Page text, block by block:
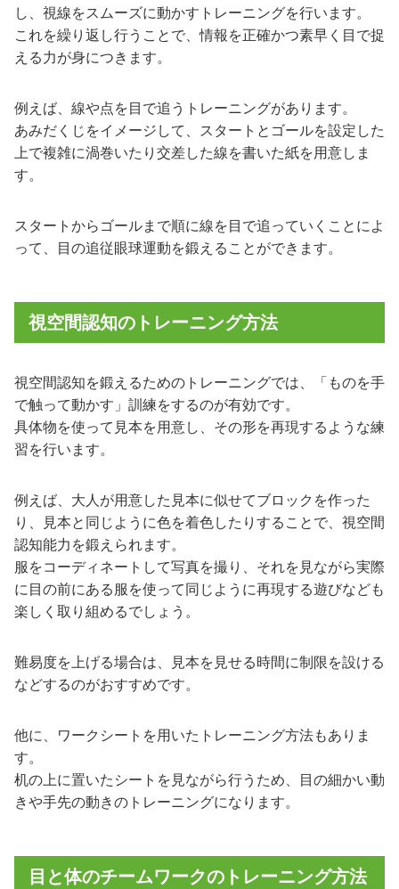
し、視線をスムーズに動かすトレーニングを行います。
これを繰り返し行うことで、情報を正確かつ素早く目で捉
える力が身につきます。
例えば、線や点を目で追うトレーニングがあります。
あみだくじをイメージして、スタートとゴールを設定した
上で複雑に渦巻いたり交差した線を書いた紙を用意しま
す。
スタートからゴールまで順に線を目で追っていくことによ
って、目の追従眼球運動を鍛えることができます。
視空間認知のトレーニング方法
視空間認知を鍛えるためのトレーニングでは、「ものを手
で触って動かす」訓練をするのが有効です。
具体物を使って見本を用意し、その形を再現するような練
習を行います。
例えば、大人が用意した見本に似せてブロックを作った
り、見本と同じように色を着色したりすることで、視空間
認知能力を鍛えられます。
服をコーディネートして写真を撮り、それを見ながら実際
に目の前にある服を使って同じように再現する遊びなども
楽しく取り組めるでしょう。
難易度を上げる場合は、見本を見せる時間に制限を設ける
などするのがおすすめです。
他に、ワークシートを用いたトレーニング方法もありま
す。
机の上に置いたシートを見ながら行うため、目の細かい動
きや手先の動きのトレーニングになります。
目と体のチームワークのトレーニング方法